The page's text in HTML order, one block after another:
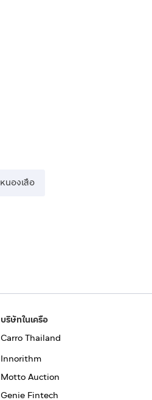
หนองเสือ
บริษัทในเครือ
Carro Thailand
Innorithm
Motto Auction
Genie Fintech